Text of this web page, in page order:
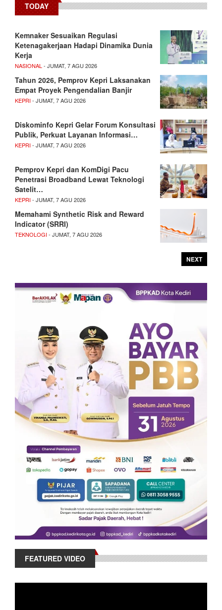
TODAY
Kemnaker Sesuaikan Regulasi
Ketenagakerjaan Hadapi Dinamika Dunia
Kerja
NASIONAL - JUMAT, 7 AGU 2026
Tahun 2026, Pemprov Kepri Laksanakan
Empat Proyek Pengendalian Banjir
KEPRI- JUMAT, 7 AGU 2026
Diskominfo Kepri Gelar Forum Konsultasi
Publik, Perkuat Layanan Informasi…
KEPRI- JUMAT, 7 AGU 2026
Pemprov Kepri dan KomDigi Pacu
Penetrasi Broadband Lewat Teknologi
Satelit…
KEPRI- JUMAT, 7 AGU 2026
Memahami Synthetic Risk and Reward
Indicator (SRRI)
TEKNOLOGI- JUMAT, 7 AGU 2026
NEXT
FEATURED VIDEO